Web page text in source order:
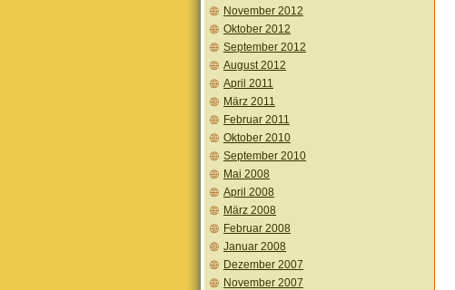
November 2012
Oktober 2012
September 2012
August 2012
April 2011
März 2011
Februar 2011
Oktober 2010
September 2010
Mai 2008
April 2008
März 2008
Februar 2008
Januar 2008
Dezember 2007
November 2007